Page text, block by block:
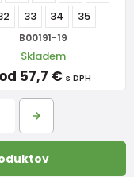
33 34 35
B00191-19
Skladem
od 57,7 € s DPH